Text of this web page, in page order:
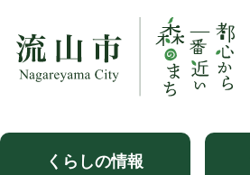
くらしの情報